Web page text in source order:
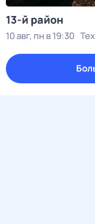
13-й район
10 авг, пн в 19:30